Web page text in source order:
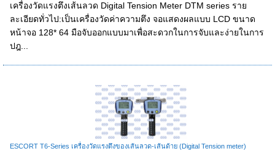
เครื่องวัดแรงตึงเส้นลวด Digital Tension Meter DTM series ราย
ละเอียดทั่วไป:เป็นเครื่องวัดค่าความตึง จอแสดงผลแบบ LCD ขนาด
หน้าจอ 128* 64 มือจับออกแบบมาเพื่อสะดวกในการจับและง่ายในการ
ปฎ...
ESCORT T6-Series เครื่องวัดแรงตึงของเส้นลวด-เส้นด้าย (Digital Tension meter)